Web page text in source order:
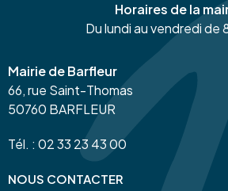
Horaires de la
Du lundi au vendredi de
Mairie de Barfleur
66, rue Saint-Thomas
50760 BARFLEUR
Tél. : 02 33 23 43 00
NOUS CONTACTER